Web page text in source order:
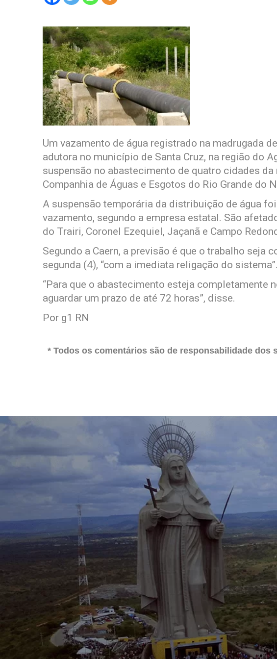
Um vazamento de água registrado na madrugada
adutora no município de Santa Cruz, na região do
suspensão no abastecimento de quatro cidades da
Companhia de Águas e Esgotos do Rio Grande do
A suspensão temporária da distribuição de água
vazamento, segundo a empresa estatal. São
do Trairi, Coronel Ezequiel, Jaçanã e Campo
Segundo a Caern, a previsão é que o trabalho seja
segunda (4), “com a imediata religação do sistema”.
“Para que o abastecimento esteja completamente
aguardar um prazo de até 72 horas”, disse.
Por g1 RN
* Todos os comentários são de responsabilidade dos